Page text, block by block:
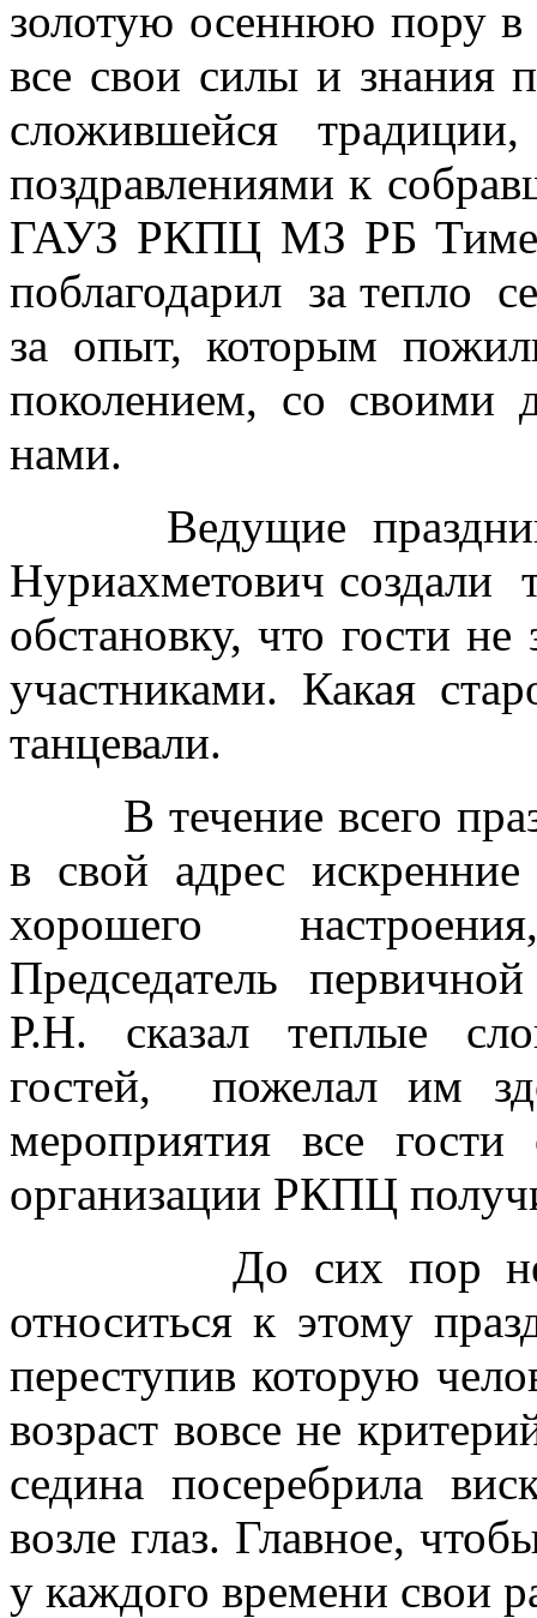
золотую осеннюю пору в
все свои силы и знания
сложившейся
поздравлениями к
ГАУЗ РКПЦ МЗ РБ
поблагодарил за тепло
за опыт, которым
поколением, со своими
нами.
Ведущие праздника
Нуриахметович
обстановку, что гости
участниками. Какая
танцевали.
В течение всего
в свой адрес
хорошего
Председатель
Р.Н. сказал теплые
гостей, пожелал им
мероприятия все
организации РКПЦ
До сих пор не
относиться к этому
переступив которую
возраст вовсе не
седина посеребрила
возле глаз. Главное,
у каждого времени свои